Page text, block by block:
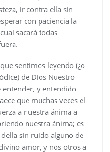
ir contra ella sin
con paciencia la
sacará todas
sentimos leyendo (¿o
de Dios Nuestro
entender, y entendido
que muchas veces el
a nuestra ánima a
nuestra ánima; es
sin ruido alguno de
amor, y nos otros a